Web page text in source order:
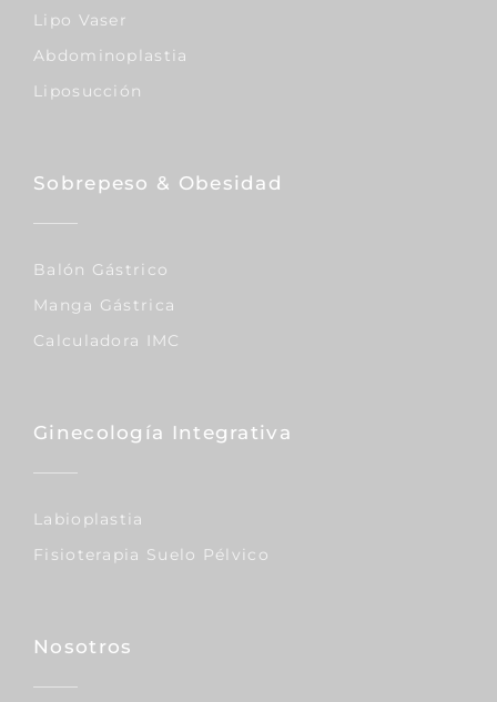
Lipo Vaser
Abdominoplastia
Liposucción
Sobrepeso & Obesidad
Balón Gástrico
Manga Gástrica
Calculadora IMC
Ginecología Integrativa
Labioplastia
Fisioterapia Suelo Pélvico
Nosotros